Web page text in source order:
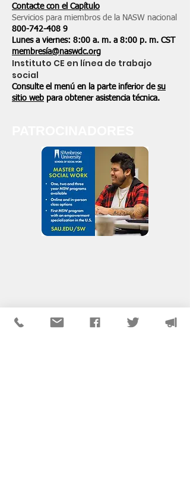
Contacte con el Capítulo
Servicios para miembros de la NASW nacional
800-742-408 9
Lunes a viernes: 8:00 a. m. a 8:00 p. m. CST
membresía@naswdc.org
Instituto CE en línea de trabajo
social
Consulte el menú en la parte inferior de su
sitio web para obtener asistencia técnica.